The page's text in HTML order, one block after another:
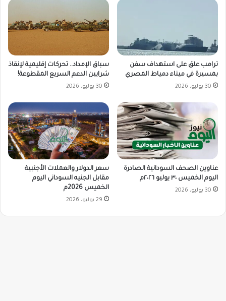
ترامب علق على استهداف سفن
بمسيرة في ميناء دمياط المصري
30 يوليو، 2026
سباق الإمداد.. تحركات إقليمية لإنقاذ
شرايين الدعم السريع المقطوعة!
30 يوليو، 2026
عناوين الصحف السودانية الصادرة
اليوم الخميس ٣٠ يوليو ٢٠٢٦م
30 يوليو، 2026
سعر الدولار والعملات الأجنبية
مقابل الجنيه السوداني اليوم
الخميس 2026م
29 يوليو، 2026